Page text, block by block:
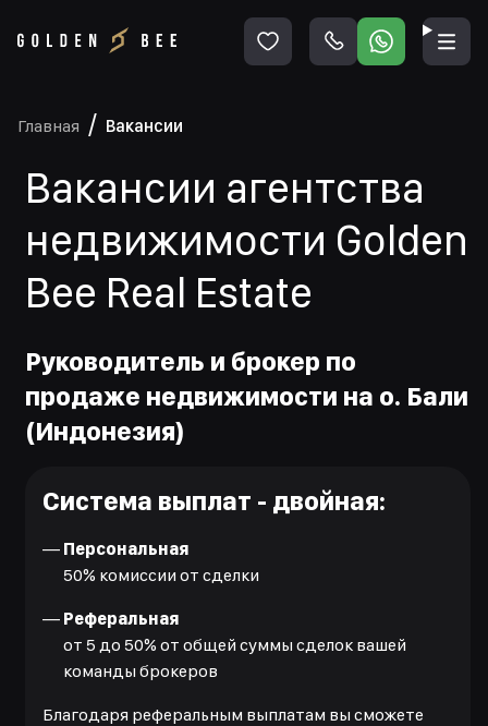
Главная Вакансии
Вакансии агентства
недвижимости Golden
Bee Real Estate
Руководитель и брокер по
продаже недвижимости на о. Бали
(Индонезия)
Система выплат - двойная:
— Персональная
50% комиссии от сделки
— Реферальная
от 5 до 50% от общей суммы сделок вашей
команды брокеров
Благодаря реферальным выплатам вы сможете